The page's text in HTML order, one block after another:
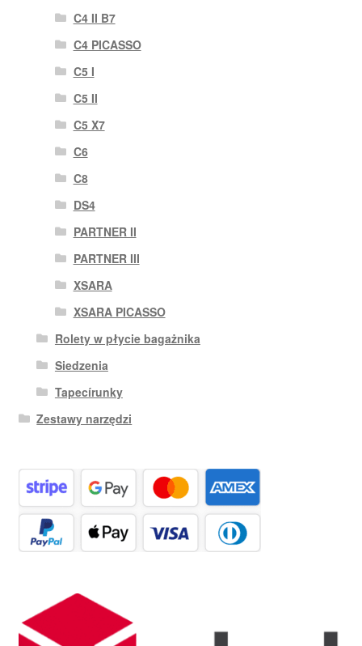
C4 II B7
C4 PICASSO
C5 I
C5 II
C5 X7
C6
C8
DS4
PARTNER II
PARTNER III
XSARA
XSARA PICASSO
Rolety w płycie bagażnika
Siedzenia
Tapecírunky
Zestawy narzędzi